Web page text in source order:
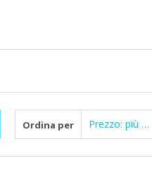
Ordina per Prezzo: più Basso di prima